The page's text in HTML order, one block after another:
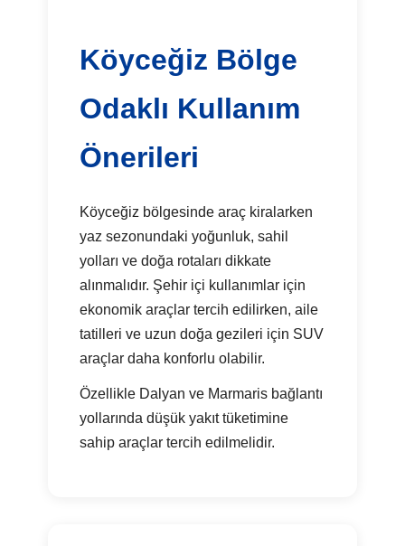
Köyceğiz Bölge
Odaklı Kullanım
Önerileri
Köyceğiz bölgesinde araç kiralarken
yaz sezonundaki yoğunluk, sahil
yolları ve doğa rotaları dikkate
alınmalıdır. Şehir içi kullanımlar için
ekonomik araçlar tercih edilirken, aile
tatilleri ve uzun doğa gezileri için SUV
araçlar daha konforlu olabilir.
Özellikle Dalyan ve Marmaris bağlantı
yollarında düşük yakıt tüketimine
sahip araçlar tercih edilmelidir.